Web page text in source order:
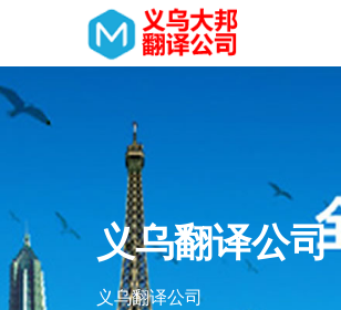
义乌翻译公司
义乌翻译公司